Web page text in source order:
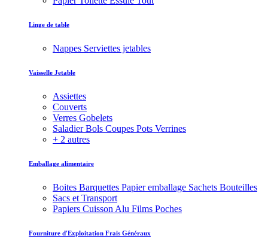
Linge de table
Nappes Serviettes jetables
Vaisselle Jetable
Assiettes
Couverts
Verres Gobelets
Saladier Bols Coupes Pots Verrines
+ 2 autres
Emballage alimentaire
Boites Barquettes Papier emballage Sachets Bouteilles
Sacs et Transport
Papiers Cuisson Alu Films Poches
Fourniture d'Exploitation Frais Généraux